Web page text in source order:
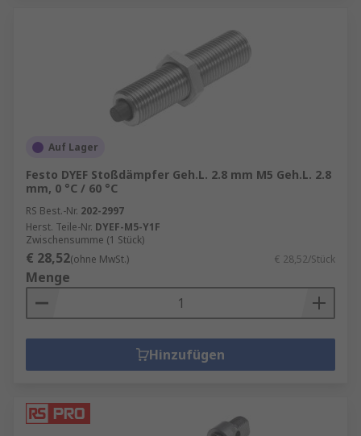
Auf Lager
Festo DYEF Stoßdämpfer Geh.L. 2.8 mm M5 Geh.L. 2.8
mm, 0 °C / 60 °C
RS Best.-Nr. 202-2997
Herst. Teile-Nr. DYEF-M5-Y1F
Zwischensumme (1 Stück)
€ 28,52(ohne MwSt.) € 28,52/Stück
Menge
Hinzufügen